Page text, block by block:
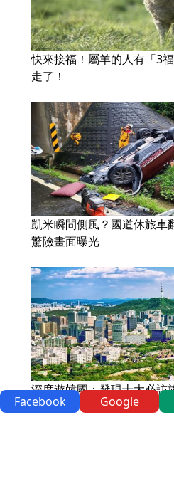
快來接福！屬羊的人有「3
走了！
凱米瞬間側風？國道休旅車
驚險畫面曝光
深度遊韓國：發現十大必訪
Facebook Google